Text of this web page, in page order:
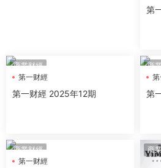
第
商業财經
第一财經
第一财經 2025年12期
商
第
商業财經
第一财經
商